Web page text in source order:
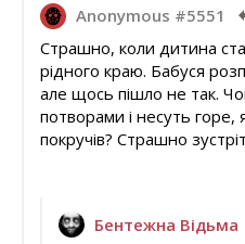
Anonymous #5551
Страшно, коли дитина
рідного краю. Бабуся
але щось пішло не так.
потворами і несуть горе,
покручів? Страшно
Бентежна Відьма